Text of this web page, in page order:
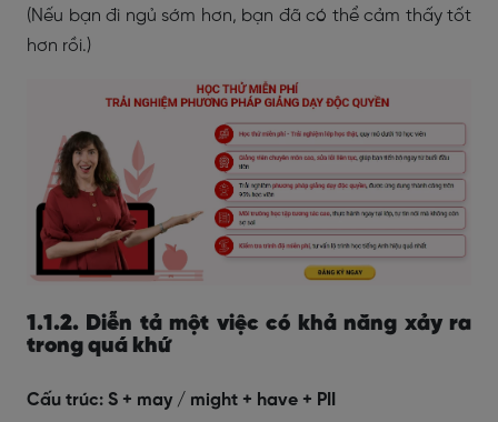
(Nếu bạn đi ngủ sớm hơn, bạn đã có thể cảm thấy tốt
hơn rồi.)
1.1.2. Diễn tả một việc có khả năng xảy ra
trong quá khứ
Cấu trúc: S + may / might + have + PII